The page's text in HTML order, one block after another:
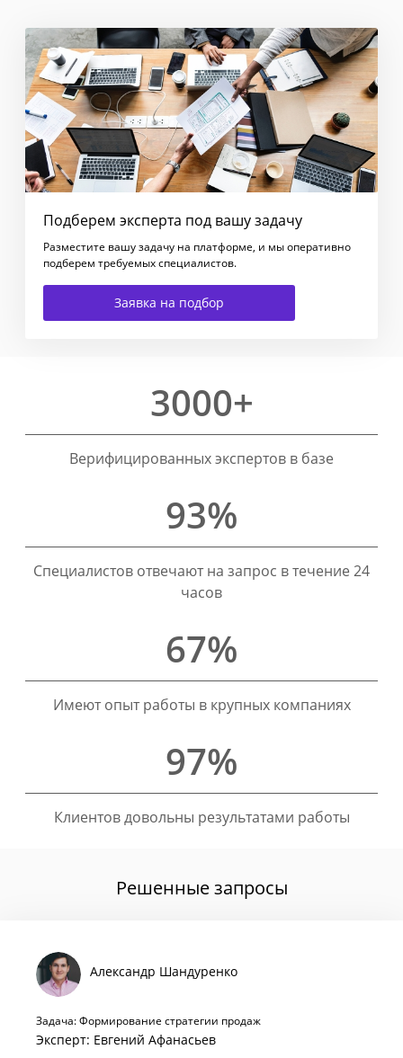
Подберем эксперта под вашу задачу
Разместите вашу задачу на платформе, и мы оперативно
подберем требуемых специалистов.
Заявка на подбор
3000+
Верифицированных экспертов в базе
93%
Специалистов отвечают на запрос в течение 24
часов
67%
Имеют опыт работы в крупных компаниях
97%
Клиентов довольны результатами работы
Решенные запросы
Александр Шандуренко
Задача: Формирование стратегии продаж
Эксперт: Евгений Афанасьев